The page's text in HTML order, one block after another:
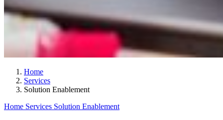
Home
Services
Solution Enablement
Home Services Solution Enablement